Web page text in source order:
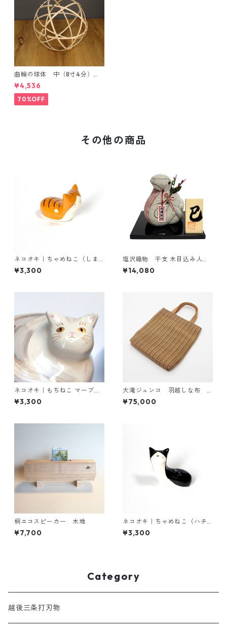
曲輪の球体 中（8寸4分）
【エンブレムオブジェ発売記
念・限定特別価格】
¥4,536
70%OFF
その他の商品
ネコオキ｜ちゃめねこ（しま
しま）【受注生産・予約受付
中】
¥3,300
塩沢織物 干支 木目込み人形
巳
¥14,080
ネコオキ｜もちねこ マーブルB
【現品販売／受注販売・予約
受付】タクミクラフト限定
¥3,300
大滝ジュンコ 羽越しな布
しな布バッグ 青紺縞
¥75,000
桐エコスピーカー 木地
¥7,700
ネコオキ｜ちゃめねこ（ハチ
ワレ）【受注生産・予約受付
中】
¥3,300
Category
越後三条打刃物